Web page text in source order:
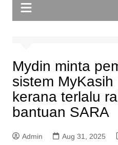
Mydin minta
sistem MyKasih
kerana terlalu
bantuan SARA
Admin Aug 31, 2025